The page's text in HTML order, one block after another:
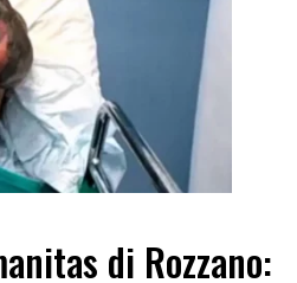
di Rozzano: